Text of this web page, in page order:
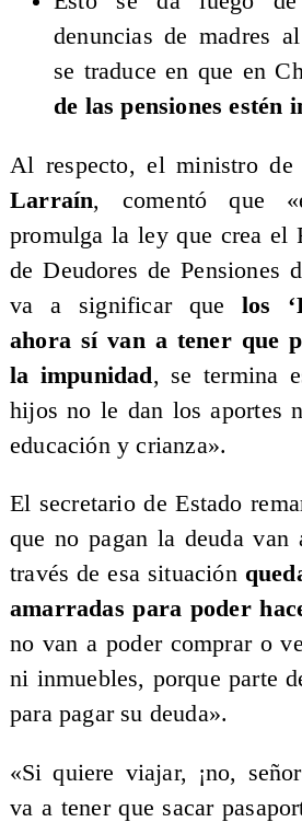
denuncias de madres
se traduce en que en
de las pensiones estén
Al respecto, el ministro de
Larraín, comentó que
promulga la ley que crea el
de Deudores de Pensiones
va a significar que los
ahora sí van a tener que
la impunidad, se termina
hijos no le dan los aportes
educación y crianza».
El secretario de Estado
que no pagan la deuda van
través de esa situación
amarradas para poder
no van a poder comprar o
ni inmuebles, porque parte
para pagar su deuda».
«Si quiere viajar, ¡no,
va a tener que sacar